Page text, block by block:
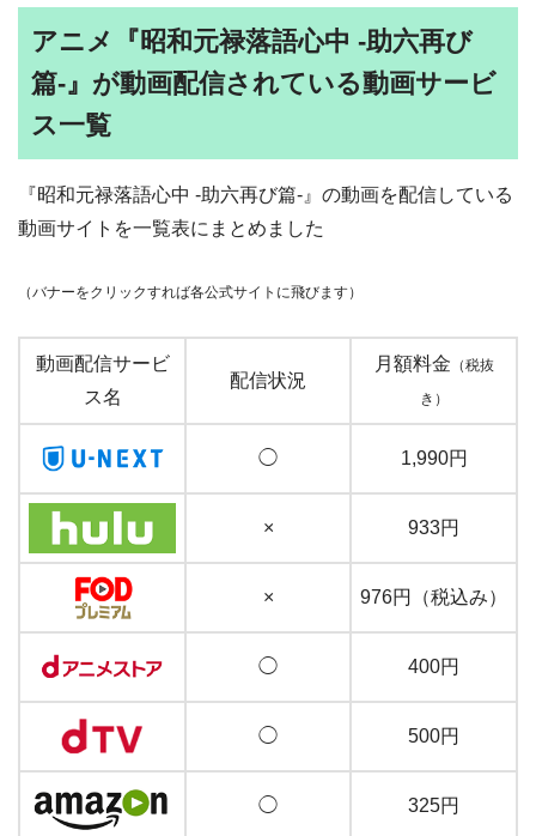
アニメ『昭和元禄落語心中 -助六再び
篇-』が動画配信されている動画サービ
ス一覧
『昭和元禄落語心中 -助六再び篇-』の動画を配信している
動画サイトを一覧表にまとめました
（バナーをクリックすれば各公式サイトに飛びます）
動画配信サービ
ス名
配信状況
月額料金 （税抜
き）
◯ 1,990円
× 933円
× 976円（税込み）
◯ 400円
◯ 500円
◯ 325円